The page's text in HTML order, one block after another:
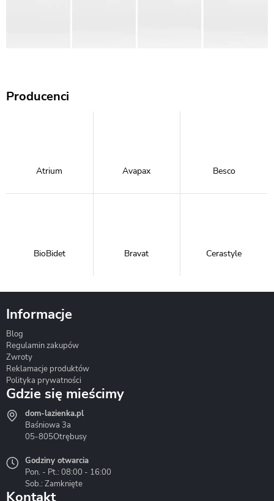
Producenci
Atrium Avapax Besco
BioBidet Bravat Cerastyle
Hydrostop
Informacje
Blog
Regulamin zakupów
Zwroty
Reklamacje produktów
Polityka prywatności
Gdzie się mieścimy
dom-lazienka.pl
Baśniowa 3a
05-805Otrębusy
Godziny otwarcia
Pon. - Pt.: 08:00 - 16:00
Sob.: Zamknięte